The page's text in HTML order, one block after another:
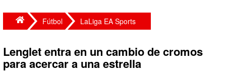
Fútbol LaLiga EA Sports
Lenglet entra en un cambio de cromos
para acercar a una estrella